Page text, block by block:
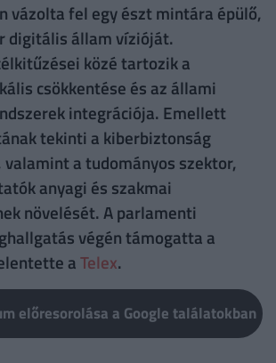
vázolta fel egy észt mintára épülő,
digitális állam vízióját.
közé tartozik a
csökkentése és az állami
integrációja. Emellett
tekinti a kiberbiztonság
a tudományos szektor,
anyagi és szakmai
növelését. A parlamenti
végén támogatta a
aTelex.
előresorolása a Google találatokban